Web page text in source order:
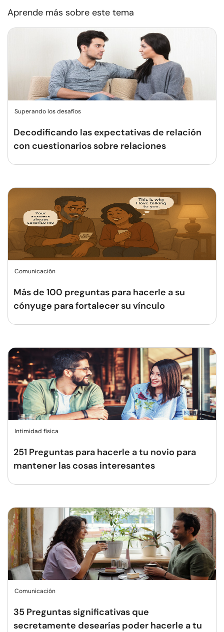
Aprende más sobre este tema
Superando los desafíos
Decodificando las expectativas de relación
con cuestionarios sobre relaciones
Comunicación
Más de 100 preguntas para hacerle a su
cónyuge para fortalecer su vínculo
Intimidad física
251 Preguntas para hacerle a tu novio para
mantener las cosas interesantes
Comunicación
35 Preguntas significativas que
secretamente desearías poder hacerle a tu